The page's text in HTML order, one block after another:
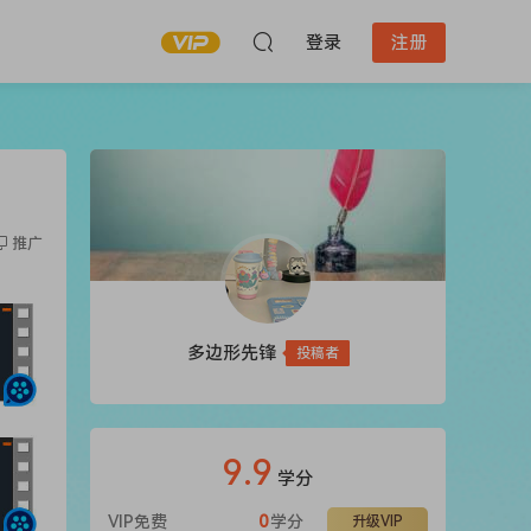
登录 注册
推广
多边形先锋 投稿者
9.9 学分
VIP免费 升级VIP
0学分